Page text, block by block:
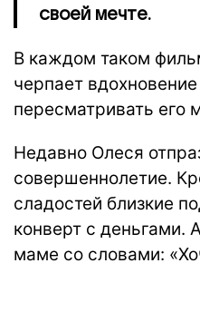
своей мечте.
В каждом таком
черпает вдохновение
пересматривать его
Недавно Олеся
совершеннолетие.
сладостей близкие
конверт с деньгами.
маме со словами: